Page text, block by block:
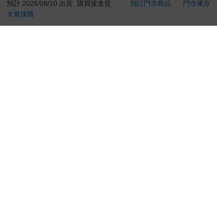
日）。
辦理退換貨時，商品（組合商品恕無法接受單獨退貨）必須
是您收到商品時的原始狀態（包含商品本體、配件、贈品、
預計 2026/08/10 出貨
購買後進貨 預訂門市商品
門市庫存
大量採購